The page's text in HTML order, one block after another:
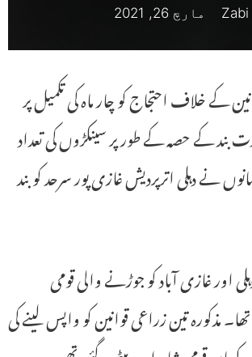
Zabi مارچ 26, 2021
کے خلاف احتجاج کو چار ماہ کی تکمیل پر
بند کے حصہ کے طور پر سینکڑوں کی تعداد
نے دہلی اترپردیش غازی پور سرحد کو بند
اور غازی آباد کو جوڑنے والی قومی
کردیاتھا۔ مذکورہ تین زراعی قوانین کو واپس لینے کی